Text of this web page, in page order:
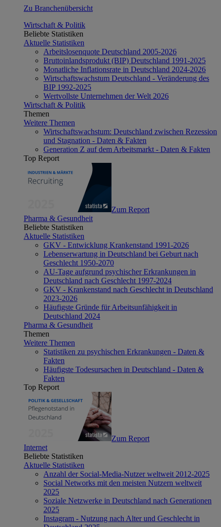
Zu Branchenübersicht
Wirtschaft & Politik
Beliebte Statistiken
Aktuelle Statistiken
Arbeitslosenquote Deutschland 2005-2026
Bruttoinlandsprodukt (BIP) Deutschland 1991-2025
Monatliche Inflationsrate in Deutschland 2024-2026
Wirtschaftswachstum Deutschland - Veränderung des
BIP 1992-2025
Wertvollste Unternehmen der Welt 2026
Wirtschaft & Politik
Themen
Weitere Themen
Wirtschaftswachstum: Deutschland zwischen Rezession
und Stagnation - Daten & Fakten
Generation Z auf dem Arbeitsmarkt - Daten & Fakten
Top Report
Zum Report
Pharma & Gesundheit
Beliebte Statistiken
Aktuelle Statistiken
GKV - Entwicklung Krankenstand 1991-2026
Lebenserwartung in Deutschland bei Geburt nach
Geschlecht 1950-2070
AU-Tage aufgrund psychischer Erkrankungen in
Deutschland nach Geschlecht 1997-2024
GKV - Krankenstand nach Geschlecht in Deutschland
2023-2026
Häufigste Gründe für Arbeitsunfähigkeit in
Deutschland 2024
Pharma & Gesundheit
Themen
Weitere Themen
Statistiken zu psychischen Erkrankungen - Daten &
Fakten
Häufigste Todesursachen in Deutschland - Daten &
Fakten
Top Report
Zum Report
Internet
Beliebte Statistiken
Aktuelle Statistiken
Anzahl der Social-Media-Nutzer weltweit 2012-2025
Social Networks mit den meisten Nutzern weltweit
2025
Soziale Netzwerke in Deutschland nach Generationen
2025
Instagram - Nutzung nach Alter und Geschlecht in